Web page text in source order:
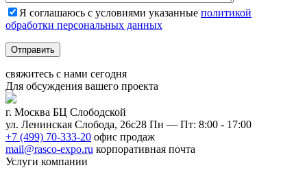
Я соглашаюсь с условиями указанные политикой
обработки персональных данных
Отправить
свяжитесь с нами сегодня
Для обсуждения вашего проекта
г. Москва БЦ Слободской
ул. Ленинская Слобода, 26с28 Пн — Пт: 8:00 - 17:00
+7 (499) 70-333-20 офис продаж
mail@rasco-expo.ru корпоративная почта
Услуги компании